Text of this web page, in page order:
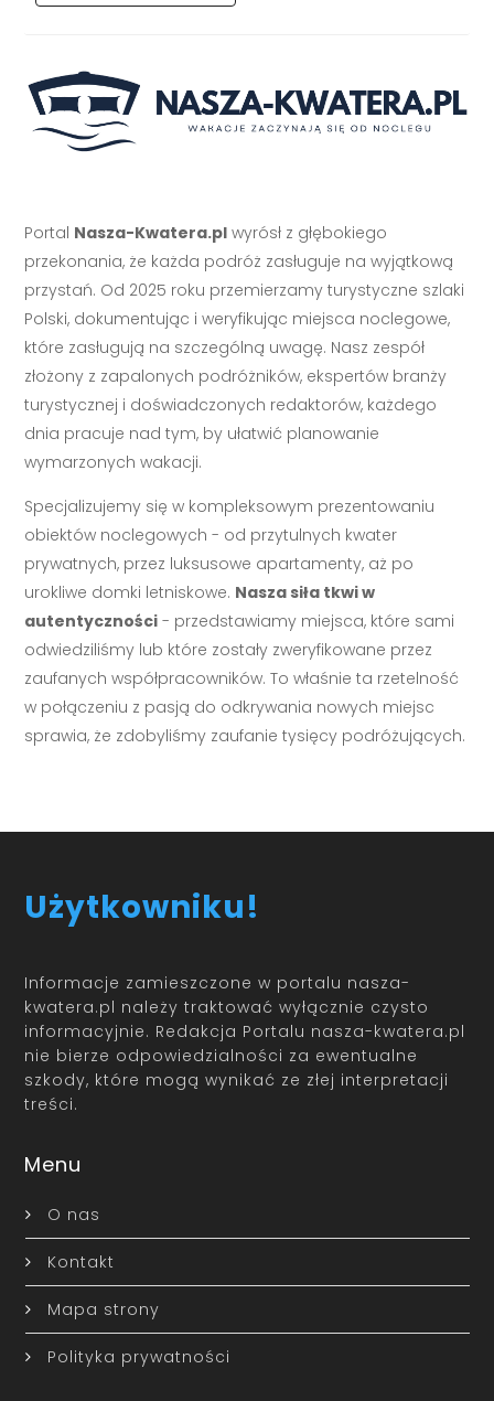
Portal Nasza-Kwatera.pl wyrósł z głębokiego
przekonania, że każda podróż zasługuje na wyjątkową
przystań. Od 2025 roku przemierzamy turystyczne szlaki
Polski, dokumentując i weryfikując miejsca noclegowe,
które zasługują na szczególną uwagę. Nasz zespół
złożony z zapalonych podróżników, ekspertów branży
turystycznej i doświadczonych redaktorów, każdego
dnia pracuje nad tym, by ułatwić planowanie
wymarzonych wakacji.
Specjalizujemy się w kompleksowym prezentowaniu
obiektów noclegowych - od przytulnych kwater
prywatnych, przez luksusowe apartamenty, aż po
urokliwe domki letniskowe. Nasza siła tkwi w
autentyczności - przedstawiamy miejsca, które sami
odwiedziliśmy lub które zostały zweryfikowane przez
zaufanych współpracowników. To właśnie ta rzetelność
w połączeniu z pasją do odkrywania nowych miejsc
sprawia, że zdobyliśmy zaufanie tysięcy podróżujących.
Użytkowniku!
Informacje zamieszczone w portalu nasza-
kwatera.pl należy traktować wyłącznie czysto
informacyjnie. Redakcja Portalu nasza-kwatera.pl
nie bierze odpowiedzialności za ewentualne
szkody, które mogą wynikać ze złej interpretacji
treści.
Menu
O nas
Kontakt
Mapa strony
Polityka prywatności